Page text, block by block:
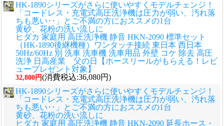
HK-1890シリーズがさらに使いやすくモデルチェンジ！
「コードレス・充電式高圧洗浄機は圧力が弱い、汚れ落
ちも悪い‥」とご不満の方におススメの1台
黄砂、花粉の洗い流しに
ヒダカ 家庭用 高圧洗浄機 静音 HKN-2090 標準セット
（HK-1890後継機種）ワンタッチ接続 東日本 西日本
50Hz/60Hz 別 洗車 洗車機 洗車用品 外壁 コケ 除去 高圧
洗浄 日高産業 父の日【ホースリールがもらえる！レビ
ュープレゼント対象】
32,800円(消費税込:36,080円)
HK-1890シリーズがさらに使いやすくモデルチェンジ！
「コードレス・充電式高圧洗浄機は圧力が弱い、汚れ落
ちも悪い‥」とご不満の方におススメの1台
黄砂、花粉の洗い流しに
ヒダカ 家庭用 高圧洗浄機 静音 HKN-2090 延長ホース・